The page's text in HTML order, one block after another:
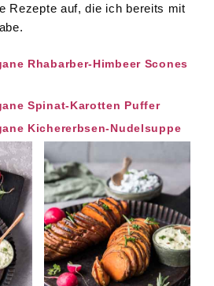
Rezepte auf, die ich bereits mit
Rhabarber-Himbeer Scones
Spinat-Karotten Puffer
Kichererbsen-Nudelsuppe